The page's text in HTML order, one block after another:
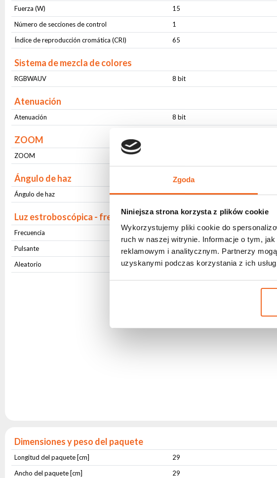
Zgoda
Niniejsza strona korzysta z plików cookie
Wykorzystujemy pliki cookie do
ruch w naszej witrynie. Informacje o tym,
reklamowym i analitycznym. Partnerzy
uzyskanymi podczas korzystania z ich
Fuerza (W)
15
Número de secciones de control
1
Índice de reproducción cromática (CRI)
65
Sistema de mezcla de colores
RGBWAUV 8 bit
Atenuación
Atenuación 8 bit
ZOOM
ZOOM
Ángulo de haz
Ángulo de haz Zmienny (10 -70 ⁰)
Luz estroboscópica - frecuencia
Frecuencia
1-20Hz
Pulsante
Yes
Aleatorio
Yes
Dimensiones y peso del paquete
Longitud del paquete [cm]
29
Ancho del paquete [cm]
29